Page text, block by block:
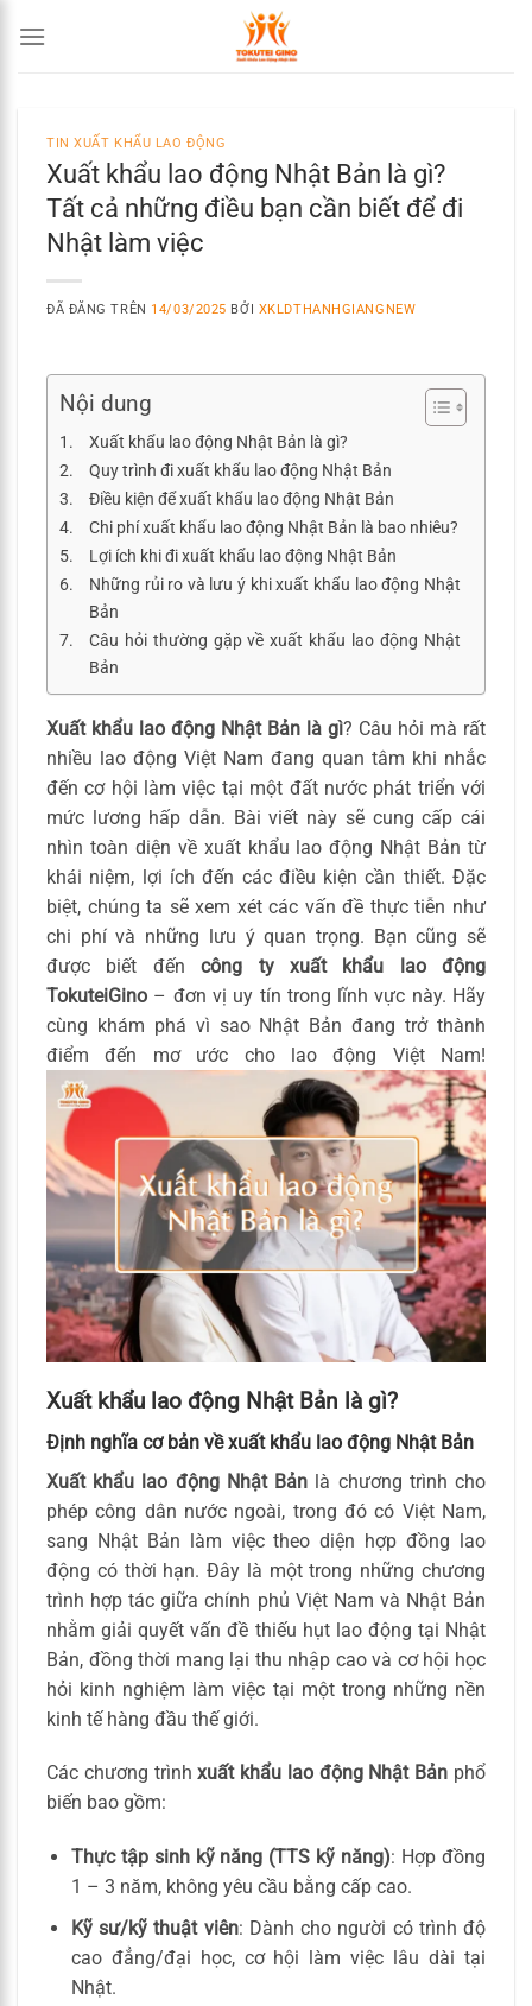
đến
TIN XUẤT KHẨU LAO ĐỘNG
Xuất khẩu lao động Nhật Bản là gì?
Tất cả những điều bạn cần biết để đi
Nhật làm việc
ĐÃ ĐĂNG TRÊN 14/03/2025 BỞI XKLDTHANHGIANGNEW
Nội dung
Xuất khẩu lao động Nhật Bản là gì?
Quy trình đi xuất khẩu lao động Nhật Bản
Điều kiện để xuất khẩu lao động Nhật Bản
Chi phí xuất khẩu lao động Nhật Bản là bao nhiêu?
Lợi ích khi đi xuất khẩu lao động Nhật Bản
Những rủi ro và lưu ý khi xuất khẩu lao động Nhật
Bản
Câu hỏi thường gặp về xuất khẩu lao động Nhật
Bản
Xuất khẩu lao động Nhật Bản là gì? Câu hỏi mà rất
nhiều lao động Việt Nam đang quan tâm khi nhắc
đến cơ hội làm việc tại một đất nước phát triển với
mức lương hấp dẫn. Bài viết này sẽ cung cấp cái
nhìn toàn diện về xuất khẩu lao động Nhật Bản từ
khái niệm, lợi ích đến các điều kiện cần thiết. Đặc
biệt, chúng ta sẽ xem xét các vấn đề thực tiễn như
chi phí và những lưu ý quan trọng. Bạn cũng sẽ
được biết đếncông ty xuất khẩu lao động
TokuteiGino – đơn vị uy tín trong lĩnh vực này. Hãy
cùng khám phá vì sao Nhật Bản đang trở thành
điểm đến mơ ước cho lao động Việt Nam!
Xuất khẩu lao động Nhật Bản là gì?
Định nghĩa cơ bản về xuất khẩu lao động Nhật Bản
Xuất khẩu lao động Nhật Bản là chương trình cho
phép công dân nước ngoài, trong đó có Việt Nam,
sang Nhật Bản làm việc theo diện hợp đồng lao
động có thời hạn. Đây là một trong những chương
trình hợp tác giữa chính phủ Việt Nam và Nhật Bản
nhằm giải quyết vấn đề thiếu hụt lao động tại Nhật
Bản, đồng thời mang lại thu nhập cao và cơ hội học
hỏi kinh nghiệm làm việc tại một trong những nền
kinh tế hàng đầu thế giới.
Các chương trìnhxuất khẩu lao động Nhật Bản phổ
biến bao gồm:
Thực tập sinh kỹ năng (TTS kỹ năng): Hợp đồng
1 – 3 năm, không yêu cầu bằng cấp cao.
Kỹ sư/kỹ thuật viên: Dành cho người có trình độ
cao đẳng/đại học, cơ hội làm việc lâu dài tại
Nhật.